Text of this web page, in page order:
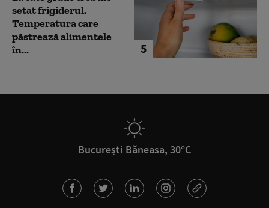
5
setat frigiderul.
Temperatura care
păstrează alimentele
în...
București Băneasa, 30°C